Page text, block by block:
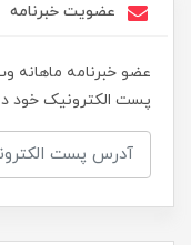
عضویت خبرنامه
عضو خبرنامه ماهانه
پست الکترونیک خود